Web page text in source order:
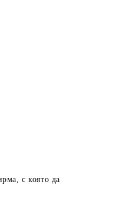
с която да